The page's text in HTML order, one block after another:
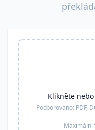
Klikněte
Podporováno: PDF,
Maximální